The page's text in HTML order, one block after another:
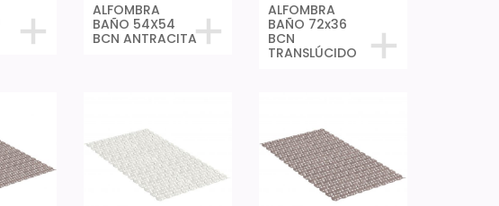
ALFOMBRA
BAÑO 54X54
BCN ANTRACITA
ALFOMBRA
BAÑO 72x36
BCN
TRANSLÚCIDO